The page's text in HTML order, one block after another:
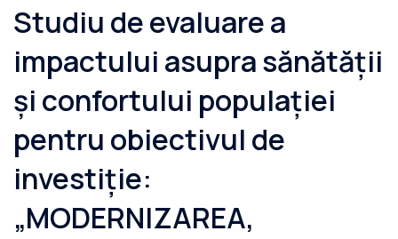
Studiu de evaluare a
impactului asupra sănătății
și confortului populației
pentru obiectivul de
investiție:
„MODERNIZAREA,